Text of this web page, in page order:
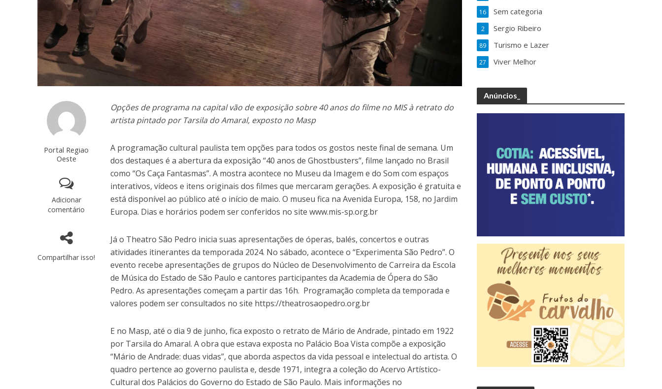
Portal Regiao
Oeste
Adicionar
comentário
Compartilhar isso!
Opções de programa na capital vão de exposição sobre 40 anos do filme no MIS à retrato do
artista pintado por Tarsila do Amaral, exposto no Masp
A programação cultural paulista tem opções para todos os gostos neste final de semana. Um
dos destaques é a abertura da exposição “40 anos de Ghostbusters”, filme lançado no Brasil
como “Os Caça Fantasmas”. A mostra acontece no Museu da Imagem e do Som com espaços
interativos, vídeos e itens originais dos filmes que mercaram gerações. A exposição é gratuita e
está disponível ao público até o início de maio. O museu fica na Avenida Europa, 158, no Jardim
Europa. Dias e horários podem ser conferidos no site www.mis-sp.org.br
Já o Theatro São Pedro inicia suas apresentações de óperas, balés, concertos e outras
atividades itinerantes da temporada 2024. No sábado, acontece o “Experimenta São Pedro”. O
evento recebe apresentações de grupos do Núcleo de Desenvolvimento de Carreira da Escola
de Música do Estado de São Paulo e cantores participantes da Academia de Ópera do São
Pedro. As apresentações começam a partir das 16h. Programação completa da temporada e
valores podem ser consultados no site https://theatrosaopedro.org.br
E no Masp, até o dia 9 de junho, fica exposto o retrato de Mário de Andrade, pintado em 1922
por Tarsila do Amaral. A obra que estava exposta no Palácio Boa Vista compõe a exposição
“Mário de Andrade: duas vidas”, que aborda aspectos da vida pessoal e intelectual do artista. O
quadro pertence ao governo paulista e, desde 1971, integra a coleção do Acervo Artístico-
Cultural dos Palácios do Governo do Estado de São Paulo. Mais informações no
Sem categoria
16
Sergio Ribeiro
2
Turismo e Lazer
89
Viver Melhor
27
Anúncios_